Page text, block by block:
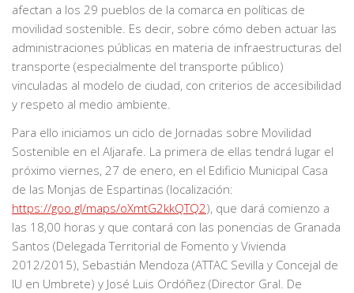
afectan a los 29 pueblos de la comarca en políticas de
movilidad sostenible. Es decir, sobre cómo deben actuar las
administraciones públicas en materia de infraestructuras del
transporte (especialmente del transporte público)
vinculadas al modelo de ciudad, con criterios de accesibilidad
y respeto al medio ambiente.
Para ello iniciamos un ciclo de Jornadas sobre Movilidad
Sostenible en el Aljarafe. La primera de ellas tendrá lugar el
próximo viernes, 27 de enero, en el Edificio Municipal Casa
de las Monjas de Espartinas (localización:
https://goo.gl/maps/oXmtG2kkQTQ2), que dará comienzo a
las 18,00 horas y que contará con las ponencias de Granada
Santos (Delegada Territorial de Fomento y Vivienda
2012/2015), Sebastián Mendoza (ATTAC Sevilla y Concejal de
IU en Umbrete) y José Luis Ordóñez (Director Gral. De